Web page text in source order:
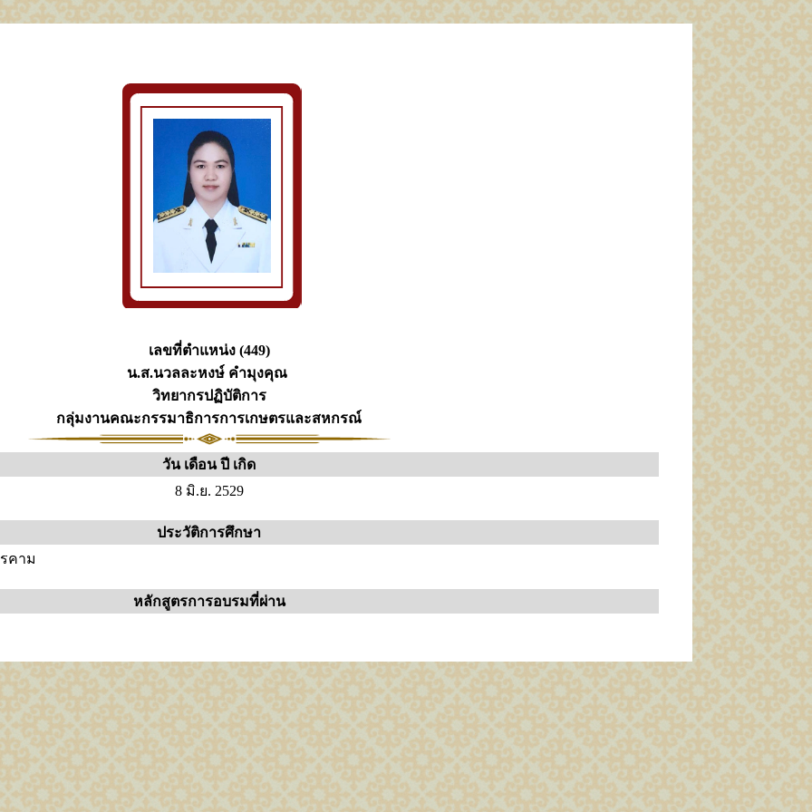
เลขที่ตำแหน่ง (449)
น.ส.นวลละหงษ์ คำมุงคุณ
วิทยากรปฏิบัติการ
กลุ่มงานคณะกรรมาธิการการเกษตรและสหกรณ์
วัน เดือน ปี เกิด
8 มิ.ย. 2529
ประวัติการศึกษา
คาม
หลักสูตรการอบรมที่ผ่าน